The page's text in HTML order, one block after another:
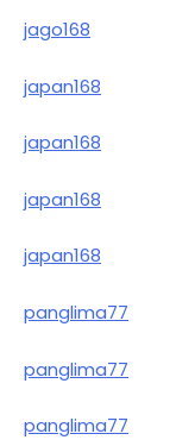
jago168
japan168
japan168
japan168
japan168
panglima77
panglima77
panglima77